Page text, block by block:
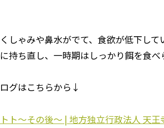
しゃみや鼻水がでて、食欲が低下し
持ち直し、一時期はしっかり餌を食べ
グはこちらから↓
ト〜その後〜 | 地方独立行政法人 天